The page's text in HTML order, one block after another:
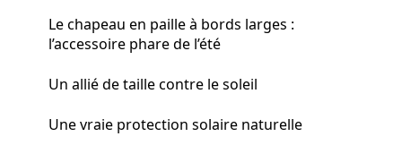
Le chapeau en paille à bords larges :
l’accessoire phare de l’été
Un allié de taille contre le soleil
Une vraie protection solaire naturelle